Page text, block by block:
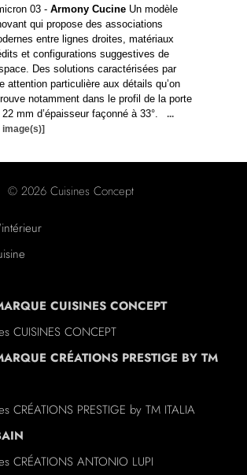
03 - Armony CucineUn modèle
qui propose des associations
entre lignes droites, matériaux
et configurations suggestives de
Des solutions caractérisées par
attention particulière aux détails qu’on
notamment dans le profil de la porte
22 mm d’épaisseur façonné à 33°.
...
image(s)]
© 2026 Cuisines Concept
CUISINES CONCEPT
CUISINES CONCEPT
CRÉATIONS PRESTIGE BY TM
CRÉATIONS PRESTIGE by TM ITALIA
CRÉATIONS ANTONIO LUPI